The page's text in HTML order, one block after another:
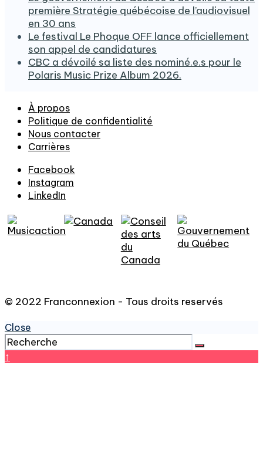
première Stratégie québécoise de l’audiovisuel
en 30 ans
Le festival Le Phoque OFF lance officiellement
son appel de candidatures
CBC a dévoilé sa liste des nominé.e.s pour le
Polaris Music Prize Album 2026.
À propos
Politique de confidentialité
Nous contacter
Carrières
Facebook
Instagram
LinkedIn
© 2022 Franconnexion - Tous droits reservés
Close
↑